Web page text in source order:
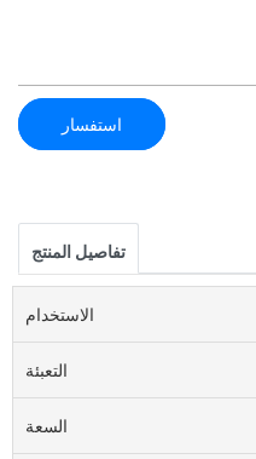
استفسار
تفاصيل المنتج
الاستخدام
التعبئة
السعة